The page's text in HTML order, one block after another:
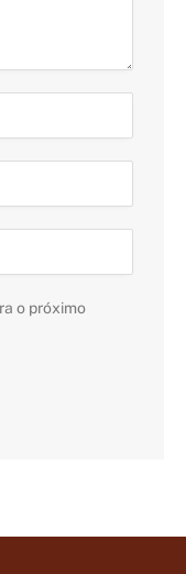
o próximo